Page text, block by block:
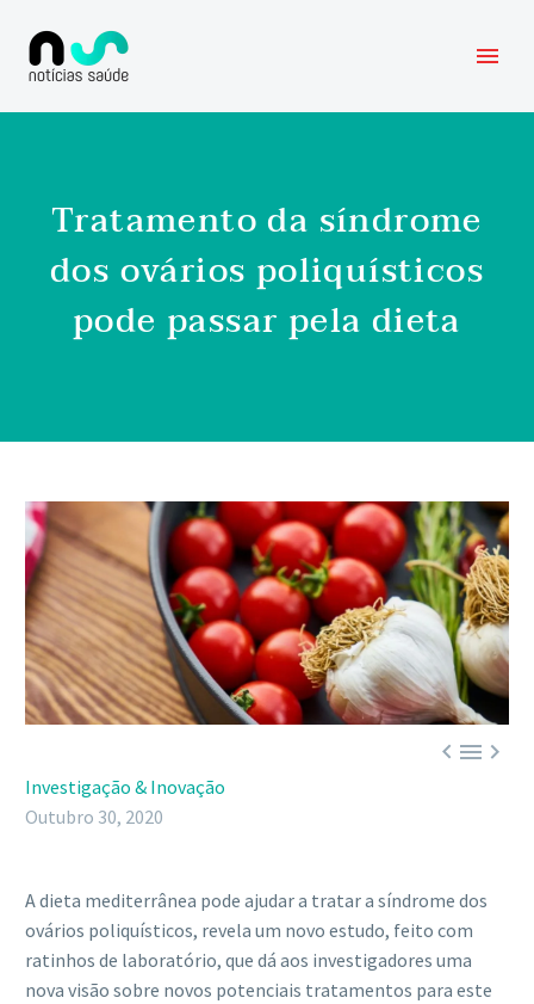
Tratamento da síndrome
dos ovários poliquísticos
pode passar pela dieta

Investigação & Inovação
Outubro 30, 2020
A dieta mediterrânea pode ajudar a tratar a síndrome dos
ovários poliquísticos, revela um novo estudo, feito com
ratinhos de laboratório, que dá aos investigadores uma
nova visão sobre novos potenciais tratamentos para este